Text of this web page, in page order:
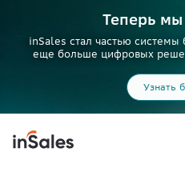
Теперь
inSales стал частью
еще больше цифровых
Узнать